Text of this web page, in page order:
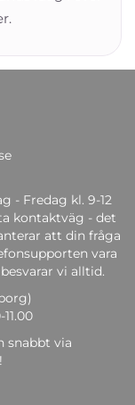
- Fredag kl. 9-12
kontaktväg - det
att din fråga
vara
vi alltid.
snabbt via